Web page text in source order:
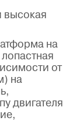
на
от
на
двигателя